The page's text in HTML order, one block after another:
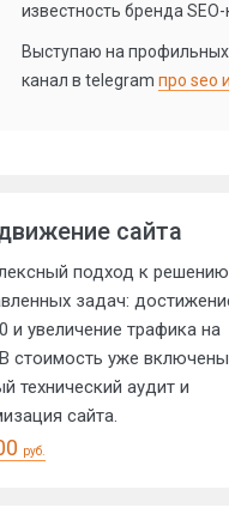
известность бренда
Выступаю на профильных
канал в telegram про seo
сайта
подход к решению
задач:
и увеличение трафика на
стоимость уже включены
технический аудит и
сайта.
руб.